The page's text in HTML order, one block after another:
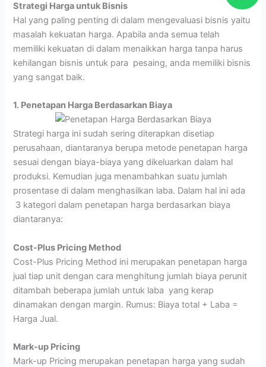
Strategi Harga untuk Bisnis
Hal yang paling penting di dalam mengevaluasi bisnis yaitu
masalah kekuatan harga. Apabila anda semua telah
memiliki kekuatan di dalam menaikkan harga tanpa harus
kehilangan bisnis untuk para pesaing, anda memiliki bisnis
yang sangat baik.
1. Penetapan Harga Berdasarkan Biaya
Strategi harga ini sudah sering diterapkan disetiap
perusahaan, diantaranya berupa metode penetapan harga
sesuai dengan biaya-biaya yang dikeluarkan dalam hal
produksi. Kemudian juga menambahkan suatu jumlah
prosentase di dalam menghasilkan laba. Dalam hal ini ada
3 kategori dalam penetapan harga berdasarkan biaya
diantaranya:
Cost-Plus Pricing Method
Cost-Plus Pricing Method ini merupakan penetapan harga
jual tiap unit dengan cara menghitung jumlah biaya perunit
ditambah beberapa jumlah untuk laba yang kerap
dinamakan dengan margin. Rumus: Biaya total + Laba =
Harga Jual.
Mark-up Pricing
Mark-up Pricing merupakan penetapan harga yang sudah
a
s
a